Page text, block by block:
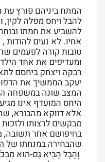
המתח ביניהם פורץ
להבל ויחס מפלה לקין,
להשביע את חמתו
אחיו. לא נעים
טובות קורה לפעמים
ומעדיפים את אחד
רבקה ויצחק ביחסם
יעקב הממשיך את
המצב שונה במשפחה
היחס המועדף אינו
אלא דווקא מהבורא,
מבקשים לרצותו
בחיפושם אחר
שהבחירה במנחתו של
וְהֶבֶל הֵבִיא גַם-הוּא